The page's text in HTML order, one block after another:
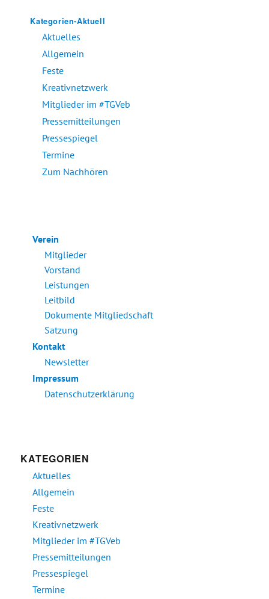
Kategorien-Aktuell
Aktuelles
Allgemein
Feste
Kreativnetzwerk
Mitglieder im #TGVeb
Pressemitteilungen
Pressespiegel
Termine
Zum Nachhören
Verein
Mitglieder
Vorstand
Leistungen
Leitbild
Dokumente Mitgliedschaft
Satzung
Kontakt
Newsletter
Impressum
Datenschutzerklärung
KATEGORIEN
Aktuelles
Allgemein
Feste
Kreativnetzwerk
Mitglieder im #TGVeb
Pressemitteilungen
Pressespiegel
Termine